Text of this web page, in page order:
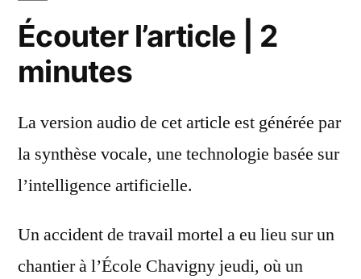
Écouter l’article | 2
minutes
La version audio de cet article est générée par
la synthèse vocale, une technologie basée sur
l’intelligence artificielle.
Un accident de travail mortel a eu lieu sur un
chantier à l’École Chavigny jeudi, où un